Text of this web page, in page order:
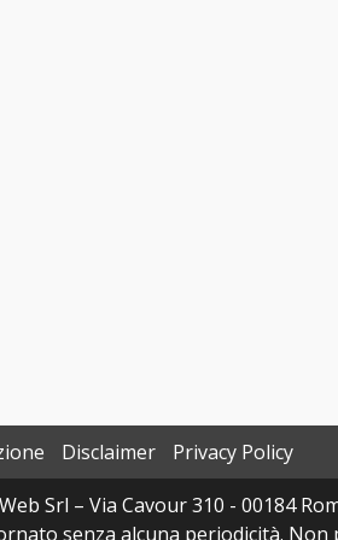
Disclaimer
Privacy Policy
Srl – Via Cavour 310 - 00184
senza alcuna periodicità.